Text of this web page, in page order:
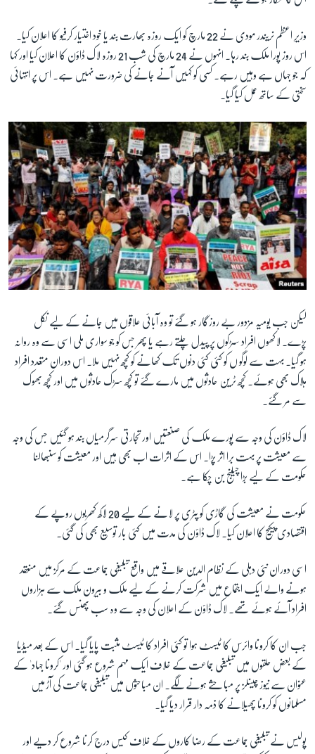
وزیرِ اعظم نریندر مودی نے 22 مارچ کو ایک روزہ بھارت بند یا خود اختیار کرفیو کا اعلان کیا۔
اس روز پورا ملک بند رہا۔ انہوں نے 24 مارچ کی شب 21 روزہ لاک ڈاؤن کا اعلان کیا اور کہا
کہ جو جہاں ہے وہیں رہے۔ کسی کو کہیں آنے جانے کی ضرورت نہیں ہے۔ اس پر انتہائی
سختی کے ساتھ عمل کیا گیا۔
لیکن جب یومیہ مزدور بے روزگار ہو گئے تو وہ آبائی علاقوں میں جانے کے لیے نکل
پڑے۔ لاکھوں افراد سڑکوں پر پیدل چلتے رہے یا پھر جس کو جو سواری ملی اسی سے وہ روانہ
ہو گیا۔ بہت سے لوگو ں کو کئی کئی دنوں تک کھانے کو کچھ نہیں ملا۔ اس دوران متعدد افراد
ہلاک بھی ہوئے۔ کچھ ٹرین حادثوں میں مارے گئے تو کچھ سڑک حادثوں میں اور کچھ بھوک
سے مر گئے۔
لاک ڈاؤن کی وجہ سے پورے ملک کی صنعتیں اور تجارتی سرگرمیاں بند ہو گئیں جس کی وجہ
سے معیشت پر بہت برا اثر پڑا۔ اس کے اثرات اب بھی ہیں اور معیشت کو سنبھالنا
حکومت کے لیے بڑا چیلنج بن چکا ہے۔
حکومت نے معیشت کی گاڑی کو پٹری پر لانے کے لیے 20 لاکھ کھربوں روپے کے
اقتصادی پیکیج کا اعلان کیا۔ لاک ڈاؤن کی مدت میں کئی بار توسیع بھی کی گئی۔
اسی دوران نئی دہلی کے نظام الدین علاقے میں واقع تبلیغی جماعت کے مرکز میں منعقد
ہونے والے ایک اجتماع میں شرکت کرنے کے لیے ملک و بیرون ملک سے ہزاروں
افراد آئے ہوئے تھے۔ لاک ڈاؤن کے اعلان کی وجہ سے وہ سب پھنس گئے۔
جب ان کا کرونا وائرس کا ٹیسٹ ہوا تو کئی افراد کا ٹیسٹ مثبت پایا گیا۔ اس کے بعد میڈیا
کے بعض حلقوں میں تبلیغی جماعت کے خلاف ایک مہم شروع ہو گئی اور 'کرونا جہاد' کے
عنوان سے نیوز چینلز پر مباحثے ہونے لگے۔ ان مباحثوں میں تبلیغی جماعت کی آڑ میں
مسلمانوں کو کرونا پھیلانے کا ذمہ دار قرار دیا گیا۔
پولیس نے تبلیغی جماعت کے رضا کاروں کے خلاف کیس درج کرنا شروع کر دیے اور